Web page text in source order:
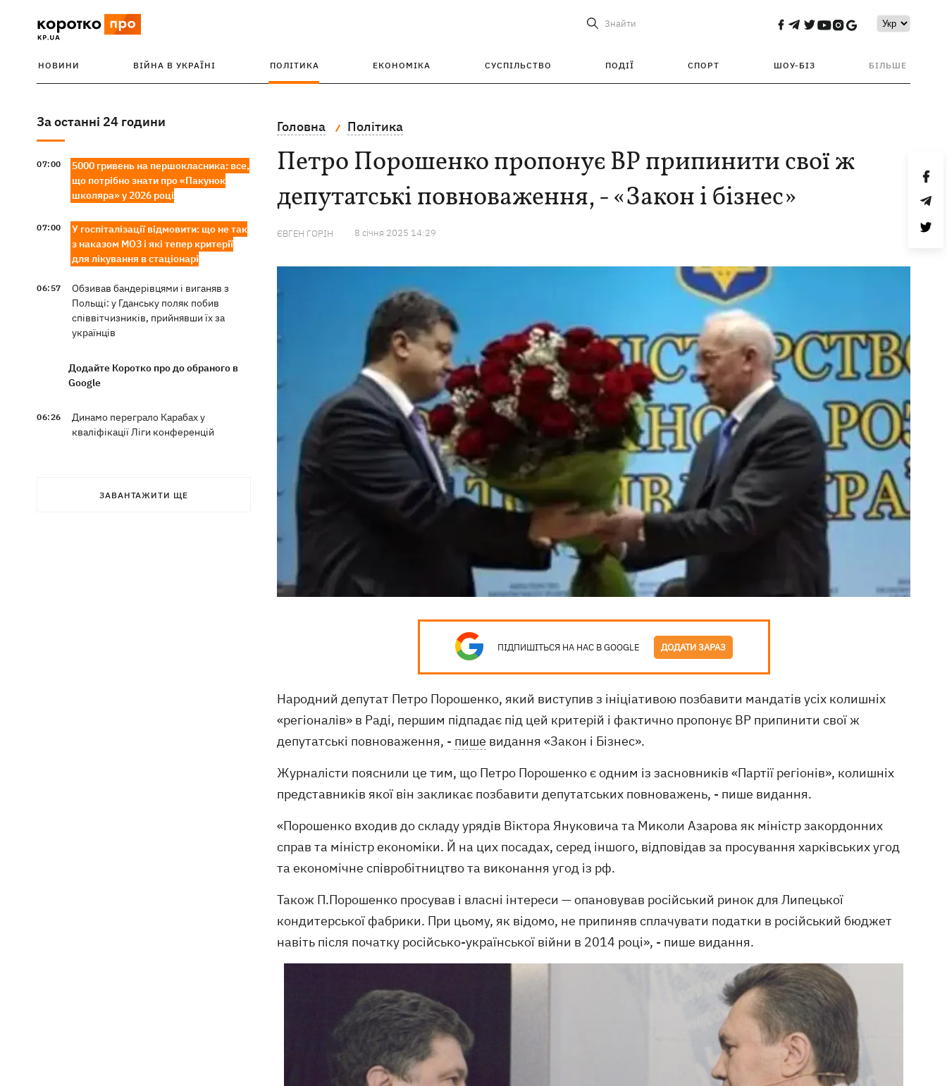
Знайти
НОВИНИ ВІЙНА В УКРАЇНІ ПОЛІТИКА ЕКОНОМІКА СУСПІЛЬСТВО ПОДІЇ СПОРТ ШОУ-БІЗ БІЛЬШЕ
За останні 24 години
07:00
5000 гривень на першокласника: все,
що потрібно знати про «Пакунок
школяра» у 2026 році
07:00
У госпіталізації відмовити: що не так
з наказом МОЗ і які тепер критерії
для лікування в стаціонарі
06:57
Обзивав бандерівцями і виганяв з
Польщі: у Гданську поляк побив
співвітчизників, прийнявши їх за
українців
Додайте Коротко про до обраного в
Google
06:26
Динамо переграло Карабах у
кваліфікації Ліги конференцій
прикмети цього дня
ЗАВАНТАЖИТИ ЩЕ
Головна Політика
Петро Порошенко пропонує ВР припинити свої ж
депутатські повноваження, - «Закон і бізнес»
ЄВГЕН ГОРІН 8 сiчня 2025 14:29
ПІДПИШІТЬСЯ НА НАС В GOOGLE ДОДАТИ ЗАРАЗ
Народний депутат Петро Порошенко, який виступив з ініціативою позбавити мандатів усіх колишніх
«регіоналів» в Раді, першим підпадає під цей критерій і фактично пропонує ВР припинити свої ж
депутатські повноваження, - пише видання «Закон і Бізнес».
Журналісти пояснили це тим, що Петро Порошенко є одним із засновників «Партії регіонів», колишніх
представників якої він закликає позбавити депутатських повноважень, - пише видання.
«Порошенко входив до складу урядів Віктора Януковича та Миколи Азарова як міністр закордонних
справ та міністр економіки. Й на цих посадах, серед іншого, відповідав за просування харківських угод
та економічне співробітництво та виконання угод із рф.
Також П.Порошенко просував і власні інтереси — опановував російський ринок для Липецької
кондитерської фабрики. При цьому, як відомо, не припиняв сплачувати податки в російський бюджет
навіть після початку російсько-української війни в 2014 році», - пише видання.